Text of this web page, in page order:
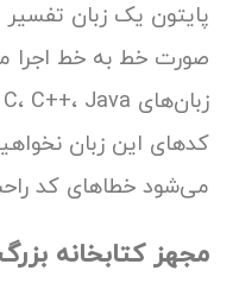
پایتون یک زبان
صورت خط به خط اجرا
کدهای این زبان
می‌شود خطاهای کد
مجهز کتابخانه